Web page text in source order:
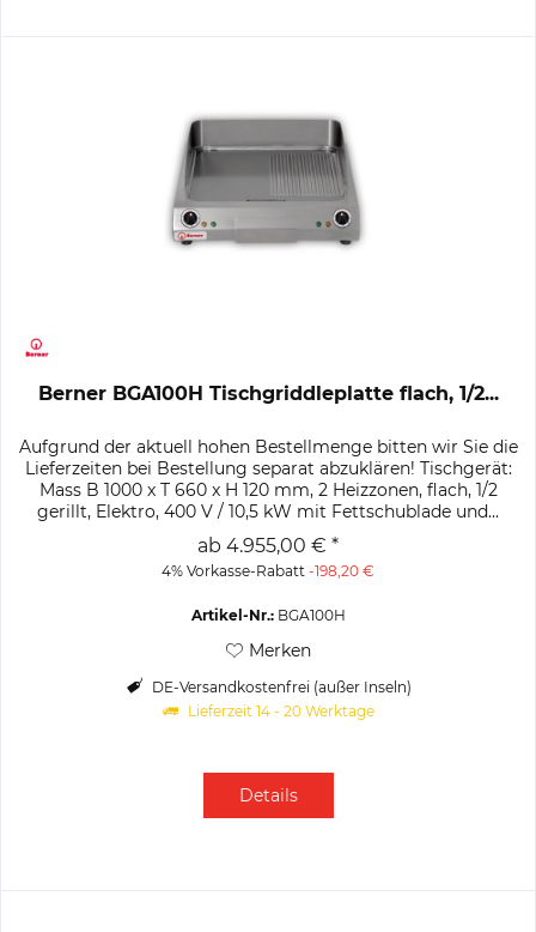
Berner BGA100H Tischgriddleplatte flach, 1/2...
Aufgrund der aktuell hohen Bestellmenge bitten wir Sie die
Lieferzeiten bei Bestellung separat abzuklären! Tischgerät:
Mass B 1000 x T 660 x H 120 mm, 2 Heizzonen, flach, 1/2
gerillt, Elektro, 400 V / 10,5 kW mit Fettschublade und...
ab 4.955,00 € *
4% Vorkasse-Rabatt-198,20 €
Artikel-Nr.:BGA100H
Merken
DE-Versandkostenfrei (außer Inseln)
Lieferzeit 14 - 20 Werktage
Details